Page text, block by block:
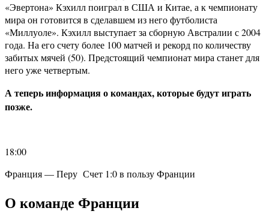
«Эвертона» Кэхилл поиграл в США и Китае, а к чемпионату
мира он готовится в сделавшем из него футболиста
«Миллуоле». Кэхилл выступает за сборную Австралии с 2004
года. На его счету более 100 матчей и рекорд по количеству
забитых мячей (50). Предстоящий чемпионат мира станет для
него уже четвертым.
А теперь информация о командах, которые будут играть
позже.
18:00
Франция — Перу Счет 1:0 в пользу Франции
О команде Франции